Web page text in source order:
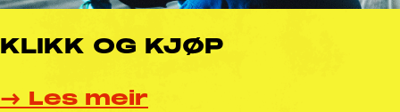
KLIKK OG KJØP
→ Les meir